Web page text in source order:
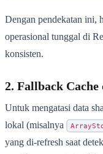
Dengan pendekatan ini,
operasional tunggal di
konsisten.
2. Fallback
Untuk mengatasi data
lokal (misalnya
yang di-refresh saat